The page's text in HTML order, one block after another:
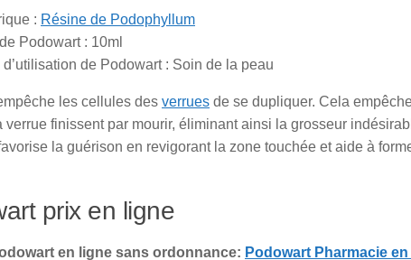
: Résine de Podophyllum
Podowart : 10ml
d’utilisation de Podowart : Soin de la peau
les cellules des verrues de se dupliquer. Cela
verrue finissent par mourir, éliminant ainsi la grosseur
la guérison en revigorant la zone touchée et aide à
prix en ligne
en ligne sans ordonnance: Podowart Pharmacie